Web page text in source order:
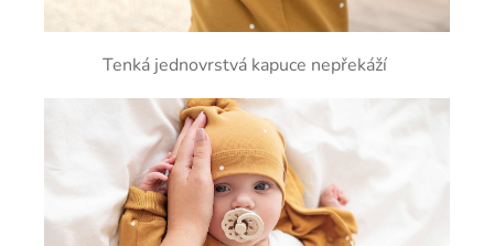
Tenká jednovrstvá kapuce nepřekáží